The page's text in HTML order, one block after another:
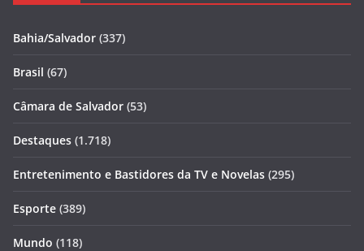
Bahia/Salvador (337)
Brasil (67)
Câmara de Salvador (53)
Destaques (1.718)
Entretenimento e Bastidores da TV e Novelas (295)
Esporte (389)
Mundo (118)